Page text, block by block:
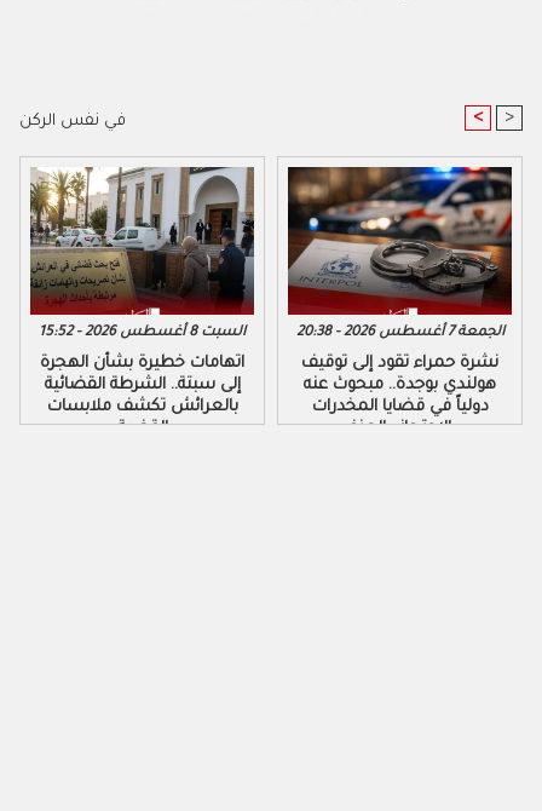
في نفس الركن < >
السبت 8 أغسطس 2026 - 15:52
اتهامات خطيرة بشأن الهجرة
إلى سبتة.. الشرطة القضائية
بالعرائش تكشف ملابسات
القضية
الجمعة 7 أغسطس 2026 - 20:38
نشرة حمراء تقود إلى توقيف
هولندي بوجدة.. مبحوث عنه
دولياً في قضايا المخدرات
والاحتجاز والعنف